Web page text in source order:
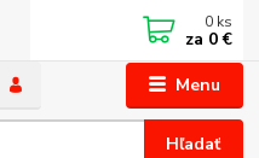
Menu
Hľadať
0 ks
za 0 €